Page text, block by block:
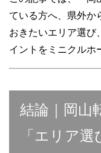
ている方へ、県外か
おきたいエリア選び
イントをミニクルホ
結論｜岡山
「エリア